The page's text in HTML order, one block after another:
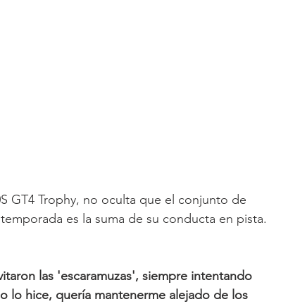
GT4 Trophy, no oculta que el conjunto de
es la suma de su conducta en pista.
las 'escaramuzas', siempre intentando
lo hice, quería mantenerme alejado de los